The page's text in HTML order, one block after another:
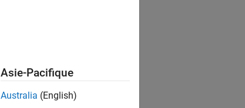
Asie-Pacifique
Australia (English)